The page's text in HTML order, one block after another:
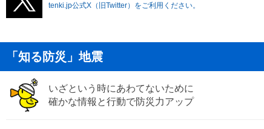
tenki.jp公式X（旧Twitter）をご利用ください。
「知る防災」地震
いざという時にあわてないために
確かな情報と行動で防災力アップ